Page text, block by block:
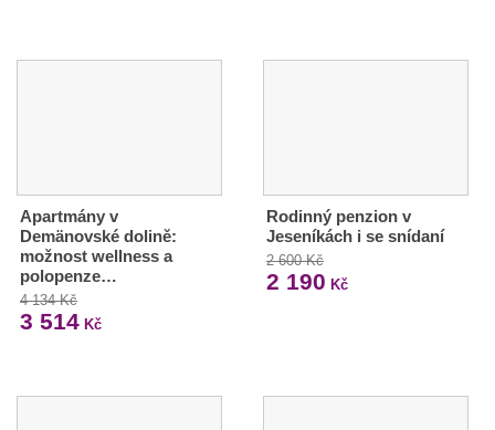
Apartmány v
Demänovské dolině:
možnost wellness a
polopenze…
4 134 Kč
3 514 Kč
Rodinný penzion v
Jeseníkách i se snídaní
2 600 Kč
2 190 Kč